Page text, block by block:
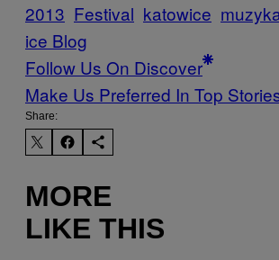
2013 Festival katowice
ice Blog
Follow Us On Discover
Make Us Preferred In Top
Share:
MORE
LIKE THIS